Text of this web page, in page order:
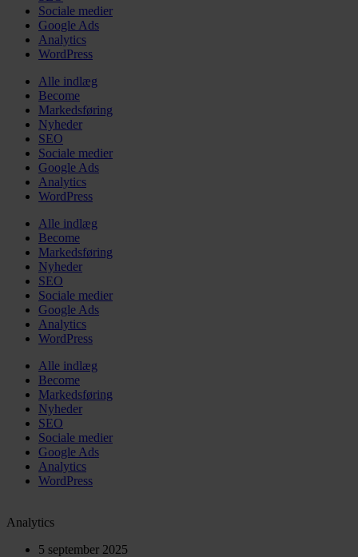
Sociale medier
Google Ads
Analytics
WordPress
Alle indlæg
Become
Markedsføring
Nyheder
SEO
Sociale medier
Google Ads
Analytics
WordPress
Alle indlæg
Become
Markedsføring
Nyheder
SEO
Sociale medier
Google Ads
Analytics
WordPress
Alle indlæg
Become
Markedsføring
Nyheder
SEO
Sociale medier
Google Ads
Analytics
WordPress
Analytics
5 september 2025